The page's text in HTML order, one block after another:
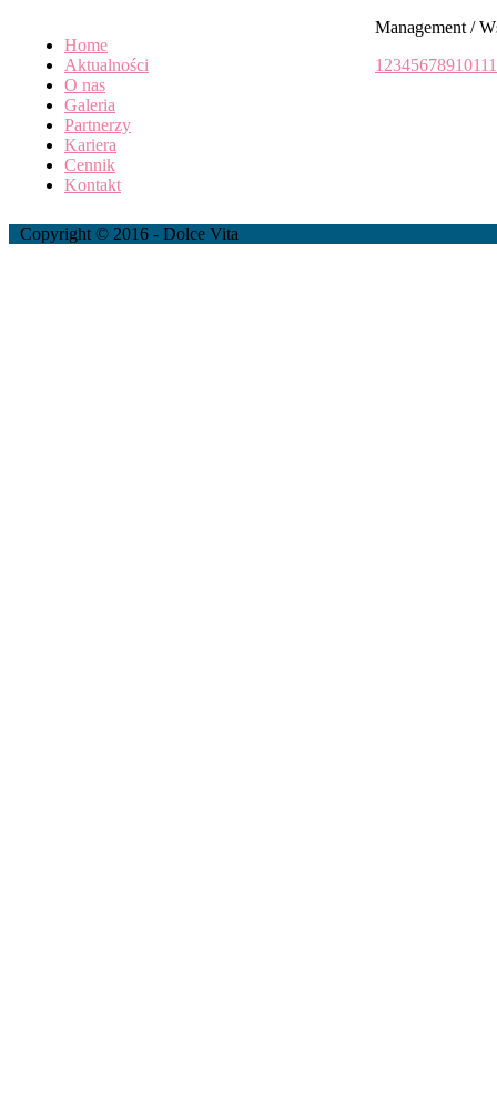
Home
Aktualności
O nas
Galeria
Partnerzy
Kariera
Cennik
Kontakt
Management /
1 234567891011
Copyright © 2016 - Dolce Vita